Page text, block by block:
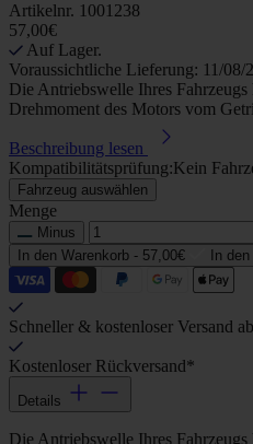
Artikelnr. 1001238
57,00€
Auf Lager.
Voraussichtliche Lieferung: 11/08/
Die Antriebswelle Ihres Fahrzeugs
Drehmoment des Motors vom
Beschreibung lesen
Kompatibilitätsprüfung:Kein
Fahrzeug auswählen
Menge
Minus
In den Warenkorb - 57,00€ In
Schneller & kostenloser Versand
Kostenloser Rückversand*
Details
Die Antriebswelle Ihres Fahrzeugs